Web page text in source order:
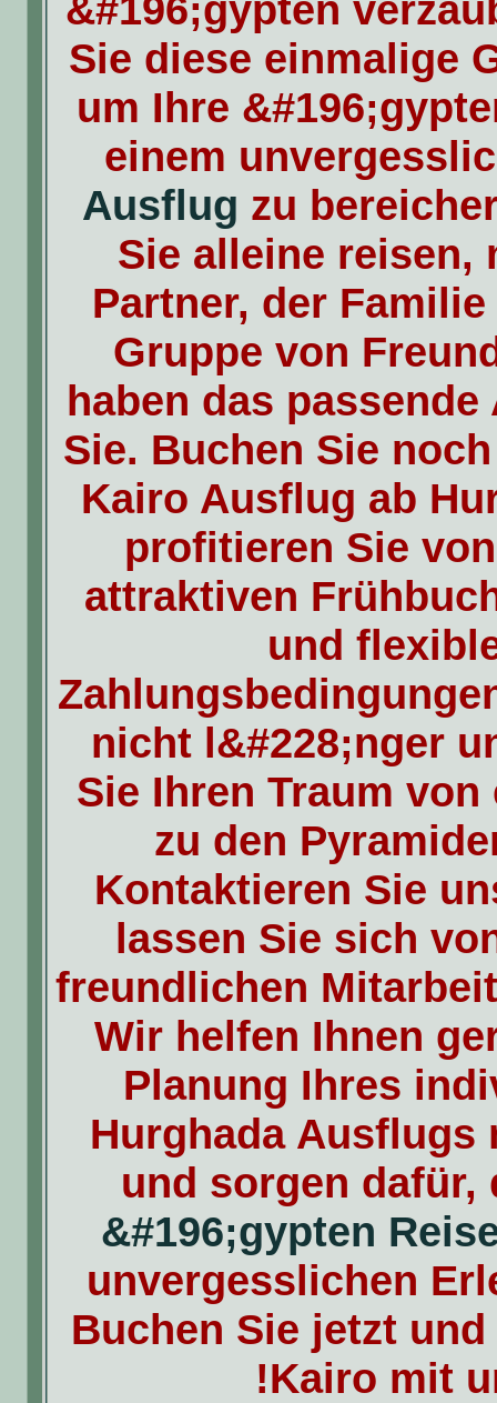
Sie diese einmalige
um Ihre
einem
Ausflug zu
Sie alleine reisen,
Partner, der
Gruppe von
haben das
Sie. Buchen Sie
Kairo Ausflug ab
profitieren Sie
attraktiven
und
nicht l&#228;nger
Sie Ihren Traum von
zu den
Kontaktieren Sie
lassen Sie sich
freundlichen
Wir helfen Ihnen
Planung Ihres
Hurghada Ausflugs
und sorgen dafür,
&#196;gypten
unvergesslichen
Buchen Sie jetzt
Kairo mit